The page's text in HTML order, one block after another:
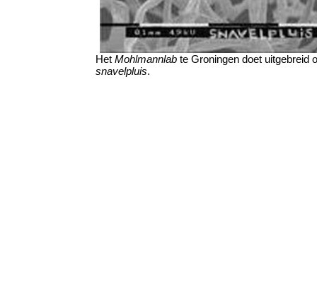
Het Mohlmannlab te Groningen doet uitgebreid
snavelpluis.